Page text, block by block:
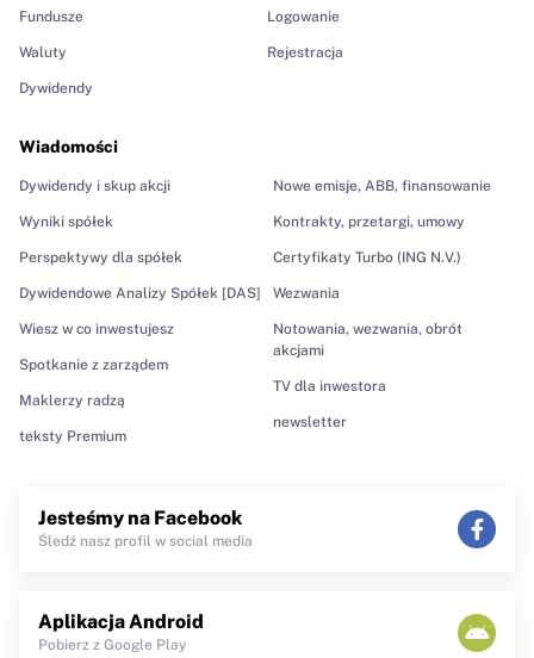
Fundusze
Waluty
Dywidendy
Wiadomości
Dywidendy i skup akcji
Wyniki spółek
Perspektywy dla spółek
Dywidendowe Analizy Spółek [DAS]
Wiesz w co inwestujesz
Spotkanie z zarządem
Maklerzy radzą
teksty Premium
Nowe emisje, ABB, finansowanie
Kontrakty, przetargi, umowy
Certyfikaty Turbo (ING N.V.)
Wezwania
Notowania, wezwania, obrót
akcjami
TV dla inwestora
newsletter
Logowanie
Rejestracja
Jesteśmy na Facebook
Śledź nasz profil w social media
Aplikacja Android
Pobierz z Google Play